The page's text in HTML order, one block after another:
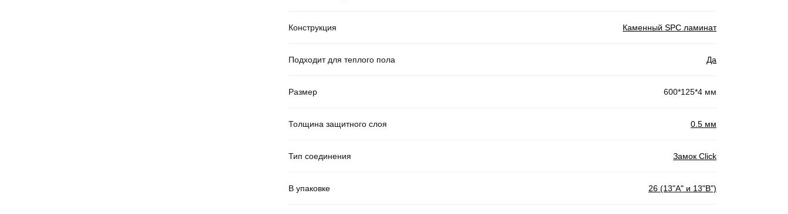
Конструкция Каменный SPC ламинат
Подходит для теплого пола Да
Размер 600*125*4 мм
Толщина защитного слоя 0.5 мм
Тип соединения Замок Click
В упаковке 26 (13"А" и 13"В")